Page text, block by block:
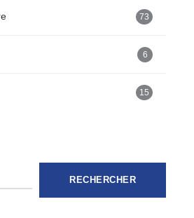
73
6
15
RECHERCHER